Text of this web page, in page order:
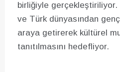
birliğiyle gerçekleştiriliyor.
ve Türk dünyasından
araya getirerek kültürel
tanıtılmasını hedefliyor.